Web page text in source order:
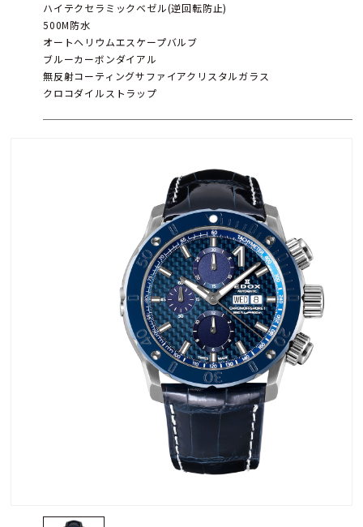
ハイテクセラミックベゼル(逆回転防止)
500M防水
オートヘリウムエスケープバルブ
ブルーカーボンダイアル
無反射コーティングサファイアクリスタルガラス
クロコダイルストラップ